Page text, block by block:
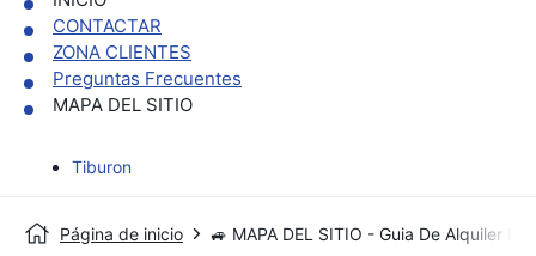
CONTACTAR
ZONA CLIENTES
Preguntas Frecuentes
MAPA DEL SITIO
Tiburon
Página de inicio 🚙 MAPA DEL SITIO - Guia De Alquiler De